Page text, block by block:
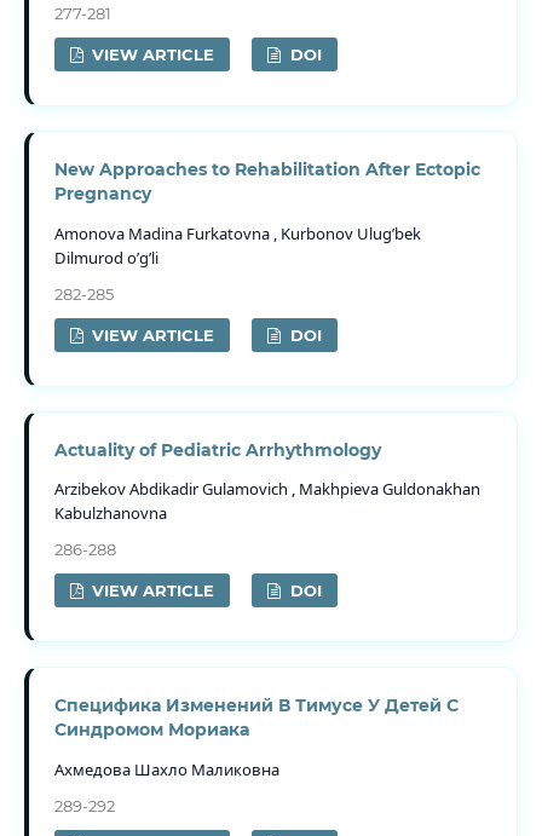
277-281
VIEW ARTICLE DOI
New Approaches to Rehabilitation After Ectopic
Pregnancy
Amonova Madina Furkatovna , Kurbonov Ulug’bek
Dilmurod o’g’li
282-285
VIEW ARTICLE DOI
Actuality of Pediatric Arrhythmology
Arzibekov Abdikadir Gulamovich , Makhpieva Guldonakhan
Kabulzhanovna
286-288
VIEW ARTICLE DOI
Специфика Изменений В Тимусе У Детей С
Синдромом Мориака
Ахмедова Шахло Маликовна
289-292